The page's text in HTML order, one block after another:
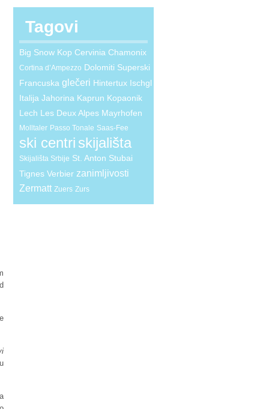
Tagovi
Big Snow Kop Cervinia Chamonix
Cortina d’Ampezzo Dolomiti Superski
Francuska glečeri Hintertux Ischgl
Italija Jahorina Kaprun Kopaonik
Lech Les Deux Alpes Mayrhofen
Molltaler Passo Tonale Saas-Fee
ski centri skijališta
Skijališta Srbije St. Anton Stubai
Tignes Verbier zanimljivosti
Zermatt Zuers Zurs